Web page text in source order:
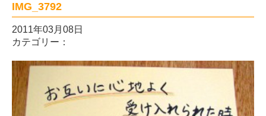
IMG_3792
2011年03月08日
カテゴリー：